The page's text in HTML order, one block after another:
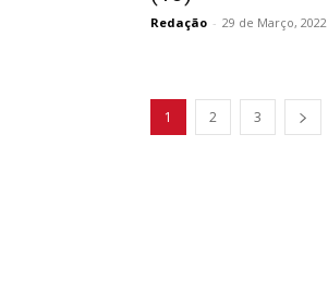
Redação - 29 de Março, 2022
1 2 3